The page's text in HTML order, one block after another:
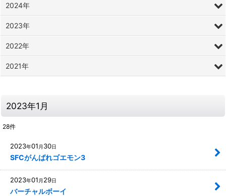
2023年1月
28件
2023年01 月 30日
SFCがんばれゴエモン3
2023年01 月 29日
バーチャルボーイ
2024年
2023年
2022年
2021年